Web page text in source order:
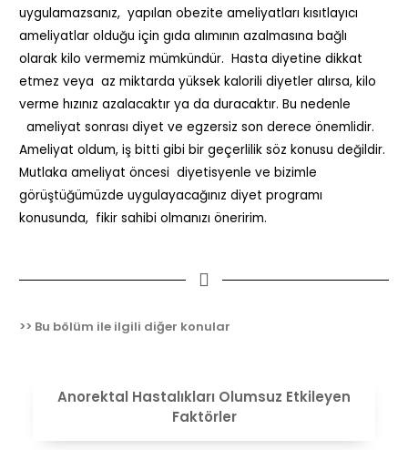
uygulamazsanız, yapılan obezite ameliyatları kısıtlayıcı
ameliyatlar olduğu için gıda alımının azalmasına bağlı
olarak kilo vermemiz mümkündür. Hasta diyetine dikkat
etmez veya az miktarda yüksek kalorili diyetler alırsa, kilo
verme hızınız azalacaktır ya da duracaktır. Bu nedenle
ameliyat sonrası diyet ve egzersiz son derece önemlidir.
Ameliyat oldum, iş bitti gibi bir geçerlilik söz konusu değildir.
Mutlaka ameliyat öncesi diyetisyenle ve bizimle
görüştüğümüzde uygulayacağınız diyet programı
konusunda, fikir sahibi olmanızı öneririm.
>> Bu bölüm ile ilgili diğer konular
Anorektal Hastalıkları Olumsuz Etkileyen
Faktörler